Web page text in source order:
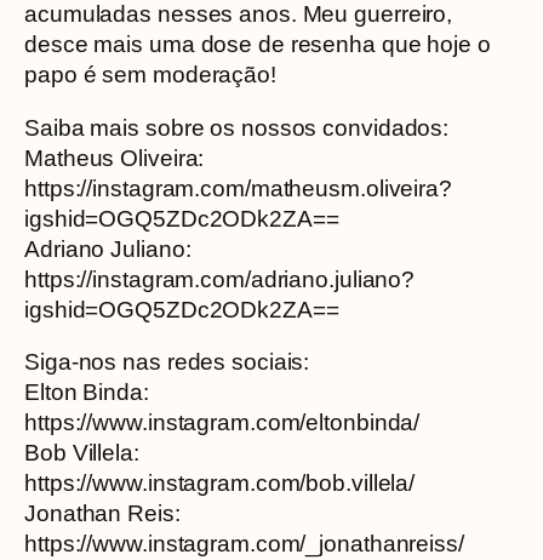
acumuladas nesses anos. Meu guerreiro,
desce mais uma dose de resenha que hoje o
papo é sem moderação!
Saiba mais sobre os nossos convidados:
Matheus Oliveira:
https://instagram.com/matheusm.oliveira?
igshid=OGQ5ZDc2ODk2ZA==
Adriano Juliano:
https://instagram.com/adriano.juliano?
igshid=OGQ5ZDc2ODk2ZA==
Siga-nos nas redes sociais:
Elton Binda:
https://www.instagram.com/eltonbinda/
Bob Villela:
https://www.instagram.com/bob.villela/
Jonathan Reis:
https://www.instagram.com/_jonathanreiss/